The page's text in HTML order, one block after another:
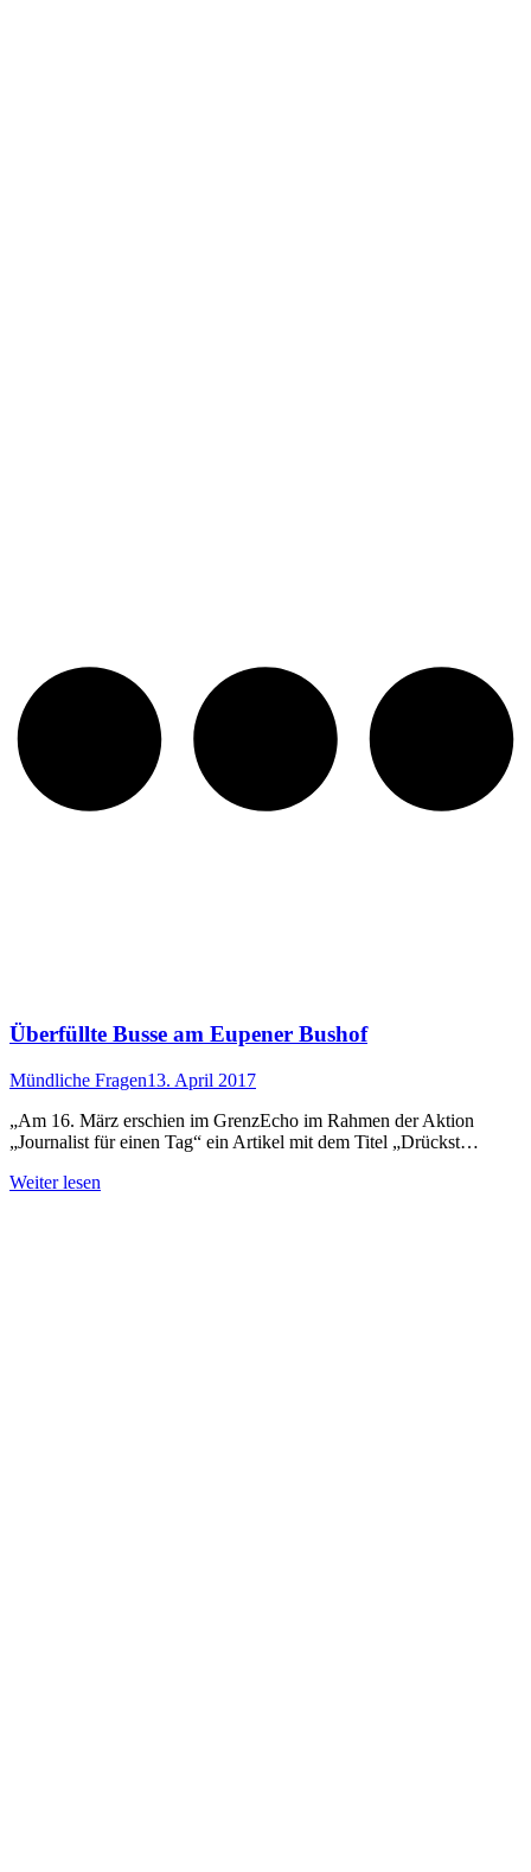
Überfüllte Busse am Eupener Bushof
Mündliche Fragen13. April 2017
„Am 16. März erschien im GrenzEcho im Rahmen der Aktion
„Journalist für einen Tag“ ein Artikel mit dem Titel „Drückst…
Weiter lesen